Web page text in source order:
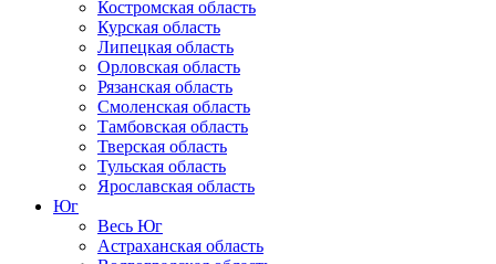
Костромская область
Курская область
Липецкая область
Орловская область
Рязанская область
Смоленская область
Тамбовская область
Тверская область
Тульская область
Ярославская область
Юг
Весь Юг
Астраханская область